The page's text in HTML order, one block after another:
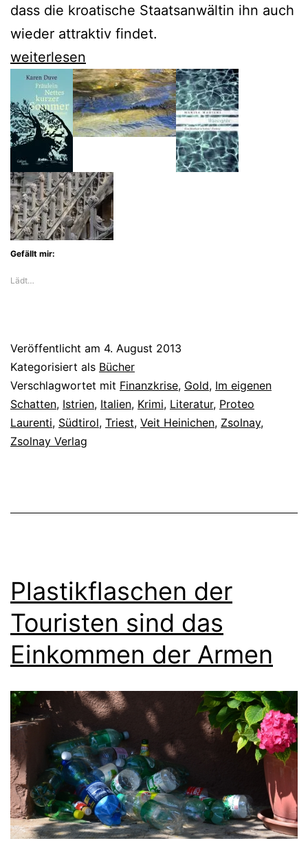
dass die kroatische Staatsanwältin ihn auch
wieder attraktiv findet.
Veit
Heinichen
nimmt
sich
Südtirols
Privilegien
und
Nationalismus
vor
weiterlesen
Gefällt mir:
Lädt…
Veröffentlicht am 4. August 2013
Kategorisiert als Bücher
Verschlagwortet mit Finanzkrise, Gold, Im eigenen
Schatten, Istrien, Italien, Krimi, Literatur, Proteo
Laurenti, Südtirol, Triest, Veit Heinichen, Zsolnay,
Zsolnay Verlag
Plastikflaschen der
Touristen sind das
Einkommen der Armen